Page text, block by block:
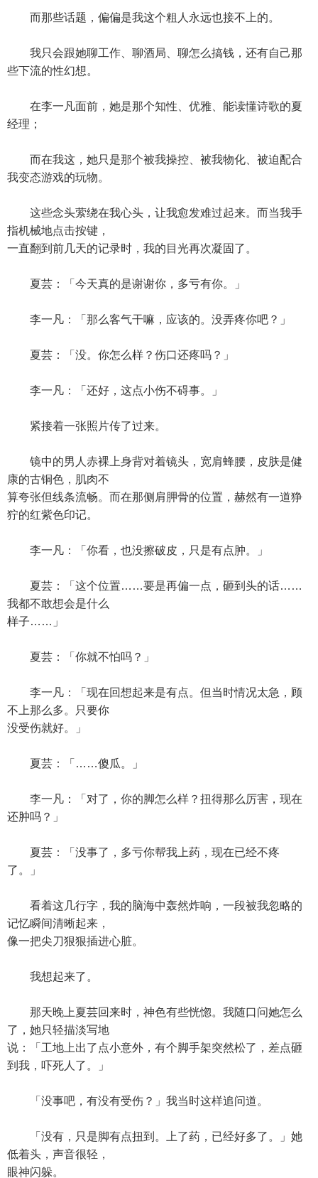
而那些话题，偏偏是我这个粗人永远也接不上的。
我只会跟她聊工作、聊酒局、聊怎么搞钱，还有自己那
些下流的性幻想。
在李一凡面前，她是那个知性、优雅、能读懂诗歌的夏
经理；
而在我这，她只是那个被我操控、被我物化、被迫配合
我变态游戏的玩物。
这些念头萦绕在我心头，让我愈发难过起来。而当我手
指机械地点击按键，
一直翻到前几天的记录时，我的目光再次凝固了。
夏芸：「今天真的是谢谢你，多亏有你。」
李一凡：「那么客气干嘛，应该的。没弄疼你吧？」
夏芸：「没。你怎么样？伤口还疼吗？」
李一凡：「还好，这点小伤不碍事。」
紧接着一张照片传了过来。
镜中的男人赤裸上身背对着镜头，宽肩蜂腰，皮肤是健
康的古铜色，肌肉不
算夸张但线条流畅。而在那侧肩胛骨的位置，赫然有一道狰
狞的红紫色印记。
李一凡：「你看，也没擦破皮，只是有点肿。」
夏芸：「这个位置……要是再偏一点，砸到头的话……
我都不敢想会是什么
样子……」
夏芸：「你就不怕吗？」
李一凡：「现在回想起来是有点。但当时情况太急，顾
不上那么多。只要你
没受伤就好。」
夏芸：「……傻瓜。」
李一凡：「对了，你的脚怎么样？扭得那么厉害，现在
还肿吗？」
夏芸：「没事了，多亏你帮我上药，现在已经不疼
了。」
看着这几行字，我的脑海中轰然炸响，一段被我忽略的
记忆瞬间清晰起来，
像一把尖刀狠狠插进心脏。
我想起来了。
那天晚上夏芸回来时，神色有些恍惚。我随口问她怎么
了，她只轻描淡写地
说：「工地上出了点小意外，有个脚手架突然松了，差点砸
到我，吓死人了。」
「没事吧，有没有受伤？」我当时这样追问道。
「没有，只是脚有点扭到。上了药，已经好多了。」她
低着头，声音很轻，
眼神闪躲。